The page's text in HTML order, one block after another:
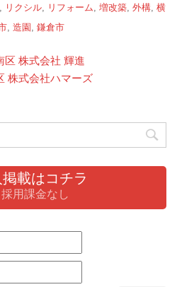
リクシル リフォーム 増改築 外構 横
造園 鎌倉市
区 株式会社 輝進
株式会社ハマーズ
載はコチラ
用課金なし